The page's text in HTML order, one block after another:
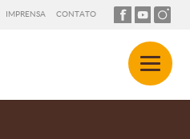
IMPRENSA CONTATO